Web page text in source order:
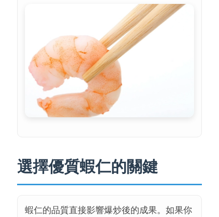
選擇優質蝦仁的關鍵
蝦仁的品質直接影響爆炒後的成果。如果你